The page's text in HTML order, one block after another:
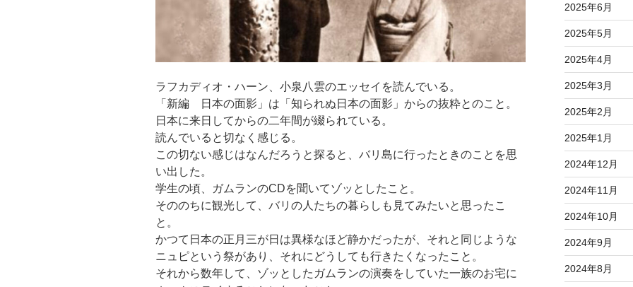
ラフカディオ・ハーン、小泉八雲のエッセイを読んでいる。
「新編 日本の面影」は「知られぬ日本の面影」からの抜粋とのこと。
日本に来日してからの二年間が綴られている。
読んでいると切なく感じる。
この切ない感じはなんだろうと探ると、バリ島に行ったときのことを思
い出した。
学生の頃、ガムランのCDを聞いてゾッとしたこと。
そののちに観光して、バリの人たちの暮らしも見てみたいと思ったこ
と。
かつて日本の正月三が日は異様なほど静かだったが、それと同じような
ニュピという祭があり、それにどうしても行きたくなったこと。
それから数年して、ゾッとしたガムランの演奏をしていた一族のお宅に
2025年6月
2025年5月
2025年4月
2025年3月
2025年2月
2025年1月
2024年12月
2024年11月
2024年10月
2024年9月
2024年8月